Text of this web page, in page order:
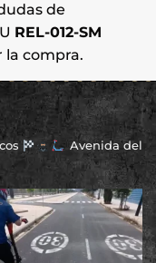
de
REL-012-SM
la compra.
Avenida del